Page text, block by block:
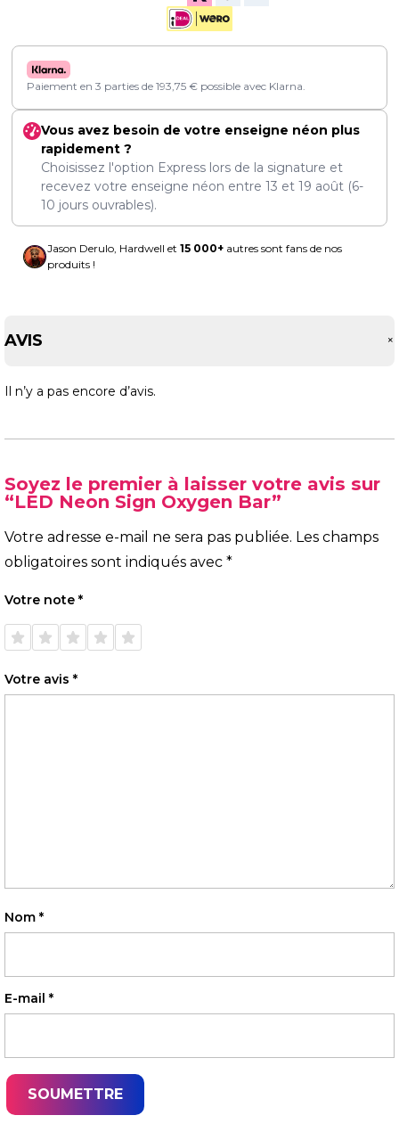
Paiement en 3 parties de 193,75 € possible avec Klarna.
Vous avez besoin de votre enseigne néon plus
rapidement ?
Choisissez l'option Express lors de la signature et
recevez votre enseigne néon entre 13 et 19 août (6-
10 jours ouvrables).
Jason Derulo, Hardwell et 15 000+ autres sont fans de nos
produits !
AVIS +
Il n’y a pas encore d’avis.
Soyez le premier à laisser votre avis sur
“LED Neon Sign Oxygen Bar”
Votre adresse e-mail ne sera pas publiée. Les champs
obligatoires sont indiqués avec *
Votre note *
1 étoile
sur 5
2 étoiles
sur 5
3 étoiles
sur 5
4 étoiles
sur 5
5 étoiles
sur 5
Votre avis *
Nom *
E-mail *